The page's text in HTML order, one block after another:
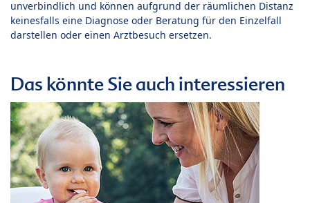
unverbindlich und können aufgrund der räumlichen Distanz
keinesfalls eine Diagnose oder Beratung für den Einzelfall
darstellen oder einen Arztbesuch ersetzen.
Das könnte Sie auch interessieren